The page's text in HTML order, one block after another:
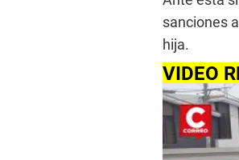
sanciones
hija.
VIDEO